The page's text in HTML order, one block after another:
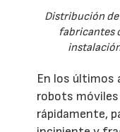
Distribución
fabricantes
En los últimos
robots móviles
rápidamente,